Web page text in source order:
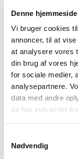
Denne
Vi bruger cookies
annoncer, til at
at analysere vores
din brug af vores
for sociale medier,
analysepartnere.
data med andre
de har indsamlet
Nødvendig6.199,00 DKK